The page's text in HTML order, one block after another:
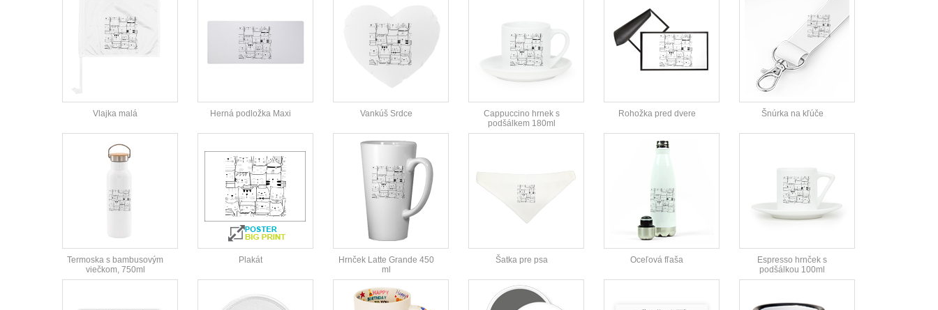
Vlajka malá Herná podložka Maxi Vankúš Srdce
Cappuccino hrnek s
podšálkem 180ml
Rohožka pred dvere Šnúrka na kľúče
Termoska s bambusovým
viečkom, 750ml
Plakát
Hrnček Latte Grande 450
ml
Šatka pre psa Oceľová fľaša
Espresso hrnček s
podšálkou 100ml